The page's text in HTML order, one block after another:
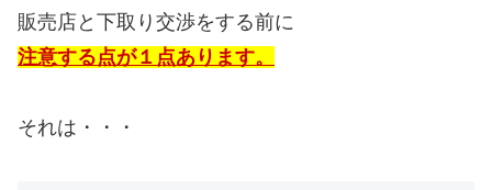
販売店と下取り交渉をする前に
注意する点が１点あります。
それは・・・